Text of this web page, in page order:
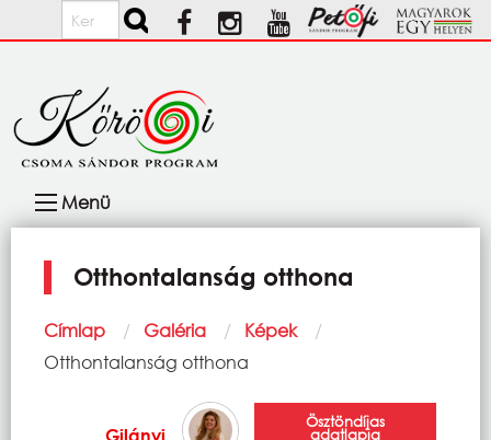
Ugrás a tartalomra
Keresés
navigáció
Menü
Otthontalanság otthona
Morzsa
Címlap Galéria
Képek
Current:
Otthontalanság otthona
Gilányi
Ösztöndíjas
adatlapja